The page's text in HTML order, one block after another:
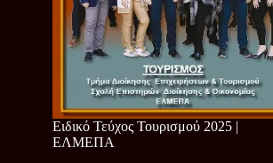
Ειδικό Τεύχος Τουρισμού 2025 |
ΕΛΜΕΠΑ